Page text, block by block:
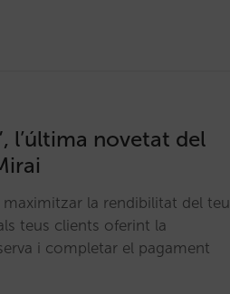
l’última novetat del
la rendibilitat del teu
teus clients oferint la
i completar el pagament